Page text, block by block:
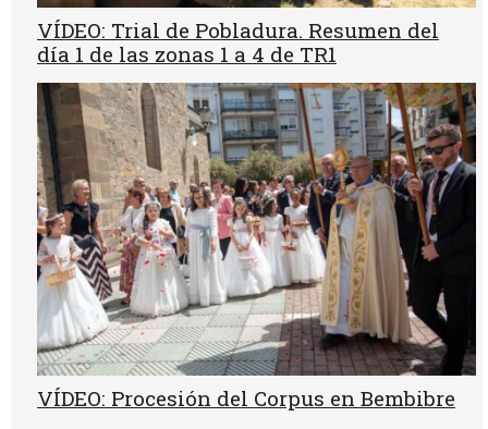
VÍDEO: Trial de Pobladura. Resumen del
día 1 de las zonas 1 a 4 de TR1
VÍDEO: Procesión del Corpus en Bembibre